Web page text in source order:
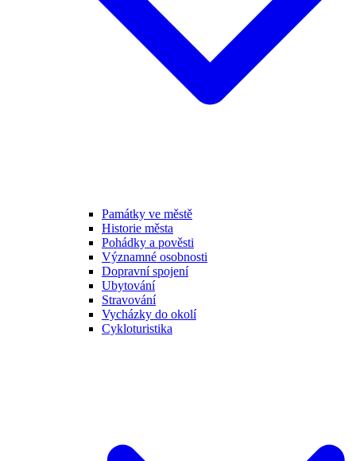
Památky ve městě
Historie města
Pohádky a pověsti
Významné osobnosti
Dopravní spojení
Ubytování
Stravování
Vycházky do okolí
Cykloturistika